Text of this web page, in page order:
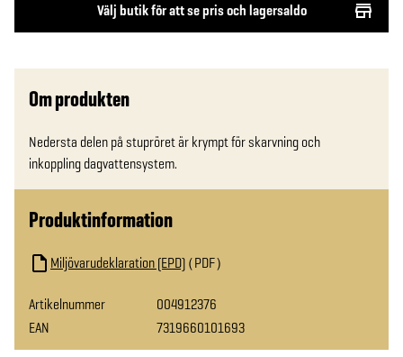
Välj butik för att se pris och lagersaldo
Om produkten
Nedersta delen på stupröret är krympt för skarvning och
inkoppling dagvattensystem.
Produktinformation
Miljövarudeklaration (EPD) PDF
Artikelnummer
004912376
EAN
7319660101693